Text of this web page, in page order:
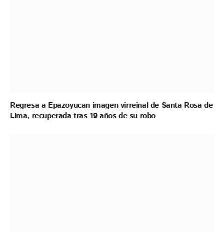
Regresa a Epazoyucan imagen virreinal de Santa Rosa de
Lima, recuperada tras 19 años de su robo